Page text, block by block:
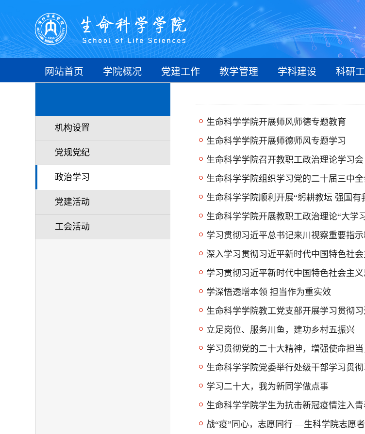
网站首页 学院概况 党建工作 教学管理 学科建设 科研
机构设置
党规党纪
政治学习
党建活动
工会活动
生命科学学院开展师风师德专题教育
生命科学学院开展师德师风专题学习
生命科学学院召开教职工政治理论学习会
生命科学学院组织学习党的二十届三中
生命科学学院顺利开展“躬耕教坛 强国有
生命科学学院开展教职工政治理论“大学
学习贯彻习近平总书记来川视察重要指
深入学习贯彻习近平新时代中国特色社
学习贯彻习近平新时代中国特色社会主
学深悟透增本领 担当作为重实效
生命科学学院教工党支部开展学习贯彻
立足岗位、服务川鱼，建功乡村五振兴
学习贯彻党的二十大精神，增强使命担
生命科学学院党委举行处级干部学习贯
学习二十大，我为新同学做点事
生命科学学院学生为抗击新冠疫情注入
战“疫”同心，志愿同行 —生科学院志愿